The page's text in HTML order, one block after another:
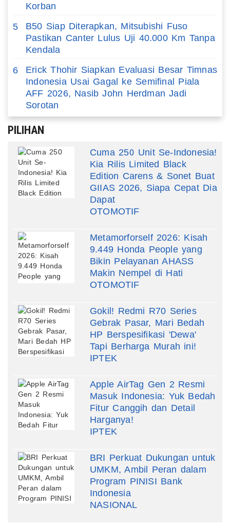
Korban
5
B50 Siap Diterapkan, Mitsubishi Fuso
Pastikan Canter Lulus Uji 40.000 Km Tanpa
Kendala
6
Erick Thohir Siapkan Evaluasi Besar Timnas
Indonesia Usai Gagal ke Semifinal Piala
AFF 2026, Nasib John Herdman Jadi
Sorotan
PILIHAN
Cuma 250 Unit Se-Indonesia!
Kia Rilis Limited Black
Edition Carens & Sonet Buat
GIIAS 2026, Siapa Cepat Dia
Dapat
OTOMOTIF
Metamorforself 2026: Kisah
9.449 Honda People yang
Bikin Pelayanan AHASS
Makin Nempel di Hati
OTOMOTIF
Gokil! Redmi R70 Series
Gebrak Pasar, Mari Bedah
HP Berspesifikasi 'Dewa'
Tapi Berharga Murah ini!
IPTEK
Apple AirTag Gen 2 Resmi
Masuk Indonesia: Yuk Bedah
Fitur Canggih dan Detail
Harganya!
IPTEK
BRI Perkuat Dukungan untuk
UMKM, Ambil Peran dalam
Program PINISI Bank
Indonesia
NASIONAL